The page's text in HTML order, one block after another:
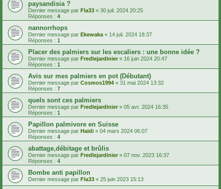
paysandisia ?
Dernier message par Fla33 « 30 juil. 2024 20:25
Réponses : 4
nannorrhops
Dernier message par Ekewaka « 14 juil. 2024 18:37
Réponses : 1
Placer des palmiers sur les escaliers : une bonne idée ?
Dernier message par Fredlejardinier « 16 juin 2024 20:47
Réponses : 1
Avis sur mes palmiers en pot (Débutant)
Dernier message par Cosmos1994 « 31 mai 2024 13:32
Réponses : 7
quels sont ces palmiers
Dernier message par Fredlejardinier « 05 avr. 2024 16:35
Réponses : 1
Papillon palmivore en Suisse
Dernier message par Haidi « 04 mars 2024 06:07
Réponses : 4
abattage,débitage et brûlis
Dernier message par Fredlejardinier « 07 nov. 2023 16:37
Réponses : 4
Bombe anti papillon
Dernier message par Fla33 « 25 juin 2023 15:13